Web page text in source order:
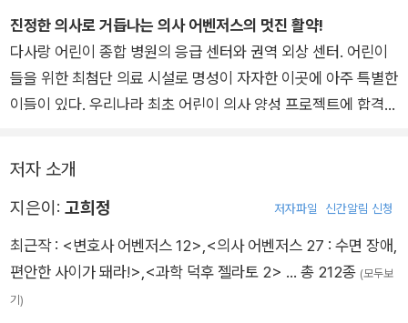
진정한 의사로 거듭나는 의사 어벤저스의 멋진 활약!
다사랑 어린이 종합 병원의 응급 센터와 권역 외상 센터. 어린이
들을 위한 최첨단 의료 시설로 명성이 자자한 이곳에 아주 특별한
이들이 있다. 우리나라 최초 어린이 의사 양성 프로젝트에 합격해
해조, 공주인이 바로 그들이다. 정신없는 의료 현장에서 열심히
제 몫을 해내고 있는 여섯 명의 어린이 의사들. 사람들은 이들을
‘의사 어벤저스’라 부른다. 나이도, 키도, 앳된 얼굴도, 아직은 어
리지만 열정만큼은 그 누구보다 높은 의사들이기 때문이다.
저자 소개
지은이: 고희정 저자파일 신간알림 신청
최근작 : <변호사 어벤저스 12>,<의사 어벤저스 27 : 수면 장애,
편안한 사이가 돼라!>,<과학 덕후 젤라토 2> … 총 212종 (모두보
기)